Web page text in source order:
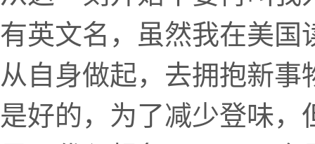
有英文名，虽然我在美国
从自身做起，去拥抱新事
是好的，为了减少登味